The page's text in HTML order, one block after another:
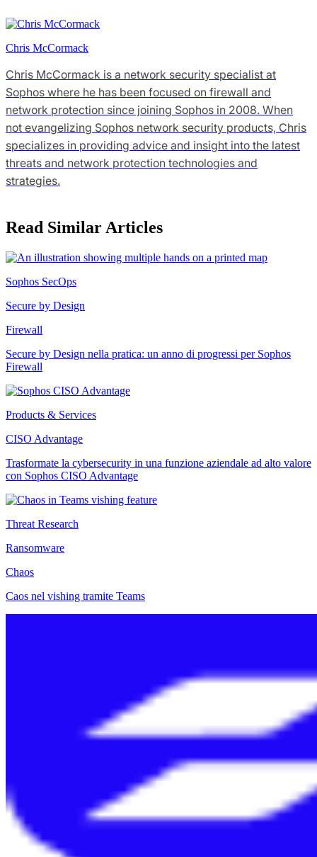
Chris McCormack
Chris McCormack is a network security specialist at
Sophos where he has been focused on firewall and
network protection since joining Sophos in 2008. When
not evangelizing Sophos network security products, Chris
specializes in providing advice and insight into the latest
threats and network protection technologies and
strategies.
Read Similar Articles
Sophos SecOps
Secure by Design
Firewall
Secure by Design nella pratica: un anno di progressi per Sophos
Firewall
Products & Services
CISO Advantage
Trasformate la cybersecurity in una funzione aziendale ad alto valore
con Sophos CISO Advantage
Threat Research
Ransomware
Chaos
Caos nel vishing tramite Teams